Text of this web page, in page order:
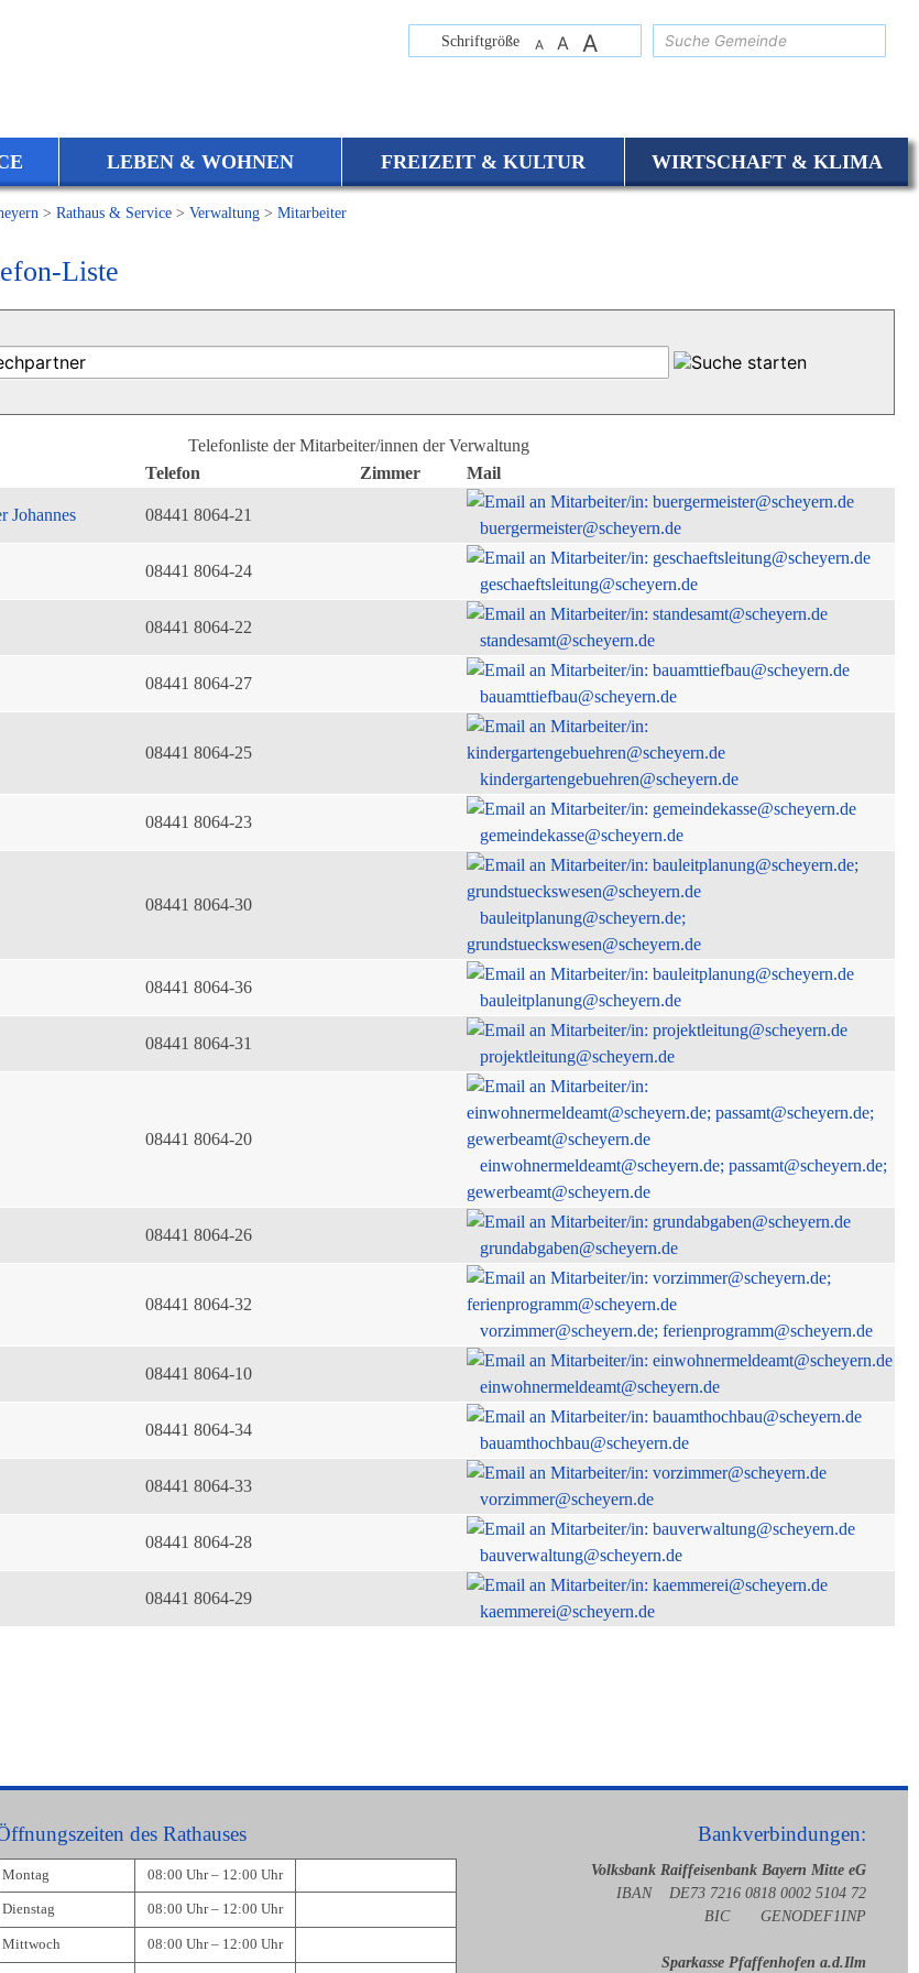
Schriftgröße A A A
LEBEN & WOHNEN FREIZEIT & KULTUR WIRTSCHAFT & KLIMA
> Rathaus & Service > Verwaltung > Mitarbeiter
Liste
Telefonliste der Mitarbeiter/innen der Verwaltung
Telefon Zimmer Mail
Johannes 08441 8064-21
buergermeister@scheyern.de
08441 8064-24
geschaeftsleitung@scheyern.de
08441 8064-22
standesamt@scheyern.de
08441 8064-27
bauamttiefbau@scheyern.de
08441 8064-25
kindergartengebuehren@scheyern.de
08441 8064-23
gemeindekasse@scheyern.de
08441 8064-30
bauleitplanung@scheyern.de;
grundstueckswesen@scheyern.de
08441 8064-36
bauleitplanung@scheyern.de
08441 8064-31
projektleitung@scheyern.de
08441 8064-20
einwohnermeldeamt@scheyern.de; passamt@scheyern.de;
gewerbeamt@scheyern.de
08441 8064-26
grundabgaben@scheyern.de
08441 8064-32
vorzimmer@scheyern.de; ferienprogramm@scheyern.de
08441 8064-10
einwohnermeldeamt@scheyern.de
08441 8064-34
bauamthochbau@scheyern.de
08441 8064-33
vorzimmer@scheyern.de
08441 8064-28
bauverwaltung@scheyern.de
08441 8064-29
kaemmerei@scheyern.de
des Rathauses
Montag 08:00 Uhr – 12:00 Uhr
Dienstag 08:00 Uhr – 12:00 Uhr
Mittwoch 08:00 Uhr – 12:00 Uhr
Bankverbindungen:
Volksbank Raiffeisenbank Bayern Mitte eG
IBAN DE73 7216 0818 0002 5104 72
BIC GENODEF1INP
Sparkasse Pfaffenhofen a.d.Ilm